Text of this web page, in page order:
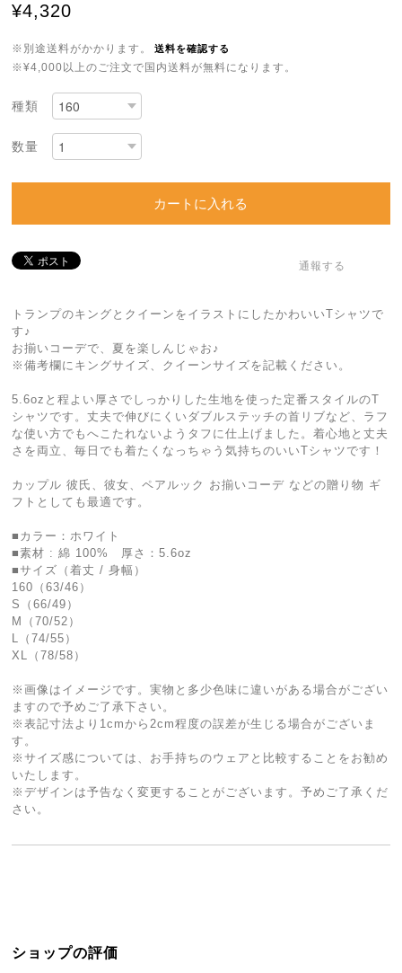
¥4,320
※別途送料がかかります。 送料を確認する
※¥4,000以上のご注文で国内送料が無料になります。
種類
数量
カートに入れる
通報する
トランプのキングとクイーンをイラストにしたかわいいTシャツで
す♪
お揃いコーデで、夏を楽しんじゃお♪
※備考欄にキングサイズ、クイーンサイズを記載ください。
5.6ozと程よい厚さでしっかりした生地を使った定番スタイルのT
シャツです。丈夫で伸びにくいダブルステッチの首リブなど、ラフ
な使い方でもへこたれないようタフに仕上げました。着心地と丈夫
さを両立、毎日でも着たくなっちゃう気持ちのいいTシャツです！
カップル 彼氏、彼女、ペアルック お揃いコーデ などの贈り物 ギ
フトとしても最適です。
■カラー：ホワイト
■素材 : 綿 100% 厚さ：5.6oz
■サイズ（着丈 / 身幅）
160（63/46）
S（66/49）
M（70/52）
L（74/55）
XL（78/58）
※画像はイメージです。実物と多少色味に違いがある場合がござい
ますので予めご了承下さい。
※表記寸法より1cmから2cm程度の誤差が生じる場合がございま
す。
※サイズ感については、お手持ちのウェアと比較することをお勧め
いたします。
※デザインは予告なく変更することがございます。予めご了承くだ
さい。
ショップの評価